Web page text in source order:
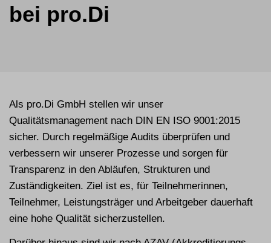
bei pro.Di
Als pro.Di GmbH stellen wir unser
Qualitätsmanagement nach DIN EN ISO 9001:2015
sicher. Durch regelmäßige Audits überprüfen und
verbessern wir unserer Prozesse und sorgen für
Transparenz in den Abläufen, Strukturen und
Zuständigkeiten. Ziel ist es, für Teilnehmerinnen,
Teilnehmer, Leistungsträger und Arbeitgeber dauerhaft
eine hohe Qualität sicherzustellen.